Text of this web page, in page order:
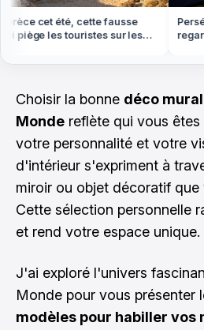
cet été, cette fausse
les touristes sur les
Choisir la bonne déco
Monde reflète qui vous
votre personnalité et votre
d'intérieur s'expriment à
miroir ou objet décoratif que
Cette sélection personnelle
et rend votre espace unique.
J'ai exploré l'univers
Monde pour vous présenter
modèles pour habiller vos